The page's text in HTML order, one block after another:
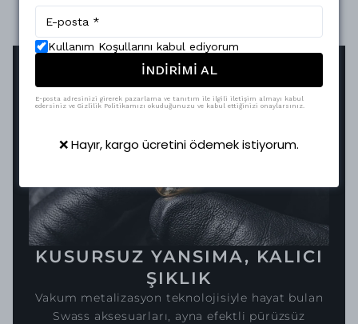
KUSURSUZ YANSIMA, KALICI
ŞIKLIK
Vakum metalizasyon teknolojisiyle hayat bulan
Swass aksesuarları, ayna efektli pürüzsüz
Kullanım Koşullarını kabul ediyorum
İNDİRİMİ AL
E-posta adresinizi girerek pazarlama ve tanıtım ile ilgili iletişim almayı kabul
edersiniz ve Gizlilik Politikamızı okuduğunuzu ve kabul ettiğinizi onaylarsınız.
❌ Hayır, kargo ücretini ödemek istiyorum.